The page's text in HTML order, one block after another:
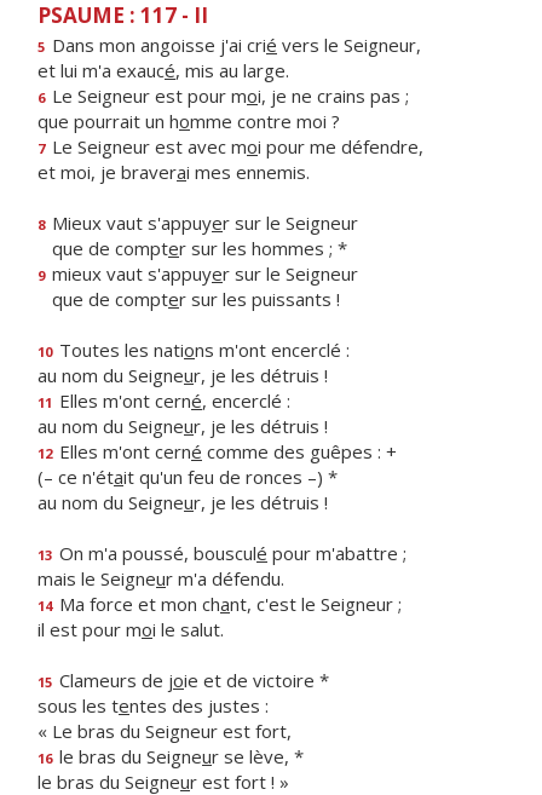
PSAUME : 117 - II
5 Dans mon angoisse j'ai crié vers le Seigneur,
et lui m'a exaucé, mis au large.
6 Le Seigneur est pour moi, je ne crains pas ;
que pourrait un homme contre moi ?
7 Le Seigneur est avec moi pour me défendre,
et moi, je braverai mes ennemis.
8 Mieux vaut s'appuyer sur le Seigneur
que de compter sur les hommes ; *
9 mieux vaut s'appuyer sur le Seigneur
que de compter sur les puissants !
10 Toutes les nations m'ont encerclé :
au nom du Seigneur, je les détruis !
11 Elles m'ont cerné, encerclé :
au nom du Seigneur, je les détruis !
12 Elles m'ont cerné comme des guêpes : +
(– ce n'était qu'un feu de ronces –) *
au nom du Seigneur, je les détruis !
13 On m'a poussé, bousculé pour m'abattre ;
mais le Seigneur m'a défendu.
14 Ma force et mon chant, c'est le Seigneur ;
il est pour moi le salut.
15 Clameurs de joie et de victoire *
sous les tentes des justes :
« Le bras du Seigneur est fort,
16 le bras du Seigneur se lève, *
le bras du Seigneur est fort ! »